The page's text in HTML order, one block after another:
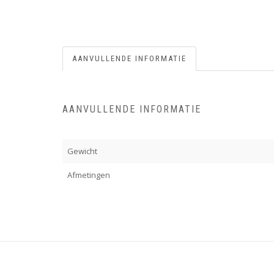
AANVULLENDE INFORMATIE
AANVULLENDE INFORMATIE
Gewicht
Afmetingen